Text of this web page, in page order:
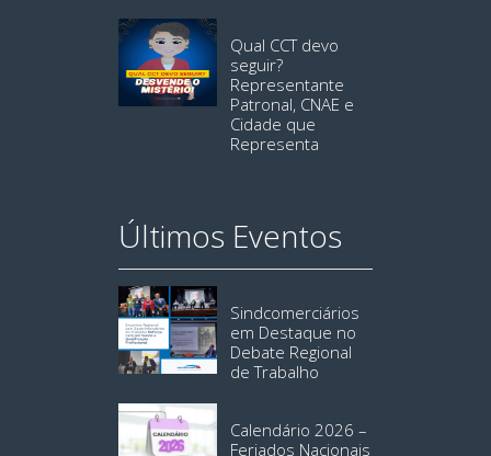
Qual CCT devo
seguir?
Representante
Patronal, CNAE e
Cidade que
Representa
Últimos Eventos
Sindcomerciários
em Destaque no
Debate Regional
de Trabalho
Calendário 2026 –
Feriados Nacionais